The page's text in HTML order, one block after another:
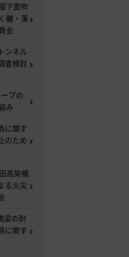
下面吹
離・落
会
ンネル
査検討
プの
み
に関す
のため
高架橋
る火災
梁の耐
に関す